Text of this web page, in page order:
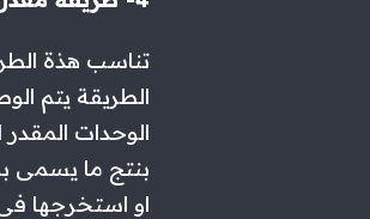
تناسب هذة
الطريقة يتم
الوحدات المقدر
بنتج ما يسمى
او استخرجها